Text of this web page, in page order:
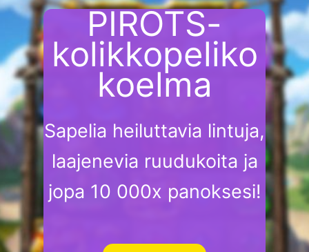
PIROTS-
kolikkopeliko
koelma
Sapelia heiluttavia lintuja,
laajenevia ruudukoita ja
jopa 10 000x panoksesi!